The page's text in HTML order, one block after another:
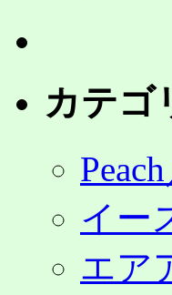
カテゴ
イー
エア